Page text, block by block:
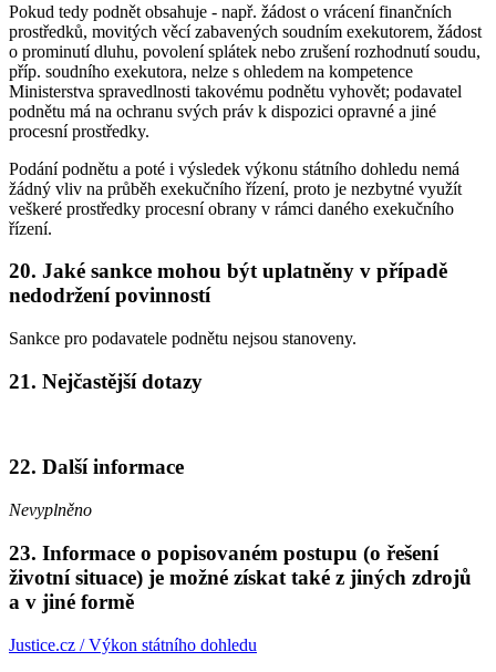
Pokud tedy podnět obsahuje - např. žádost o vrácení finančních
prostředků, movitých věcí zabavených soudním exekutorem, žádost
o prominutí dluhu, povolení splátek nebo zrušení rozhodnutí soudu,
příp. soudního exekutora, nelze s ohledem na kompetence
Ministerstva spravedlnosti takovému podnětu vyhovět; podavatel
podnětu má na ochranu svých práv k dispozici opravné a jiné
procesní prostředky.
Podání podnětu a poté i výsledek výkonu státního dohledu nemá
žádný vliv na průběh exekučního řízení, proto je nezbytné využít
veškeré prostředky procesní obrany v rámci daného exekučního
řízení.
20. Jaké sankce mohou být uplatněny v případě
nedodržení povinností
Sankce pro podavatele podnětu nejsou stanoveny.
21. Nejčastější dotazy
22. Další informace
Nevyplněno
23. Informace o popisovaném postupu (o řešení
životní situace) je možné získat také z jiných zdrojů
a v jiné formě
Justice.cz / Výkon státního dohledu